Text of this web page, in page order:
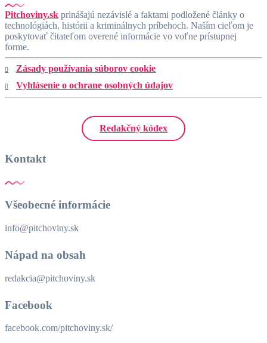
Pitchoviny.sk prinášajú nezávislé a faktami podložené články o
technológiách, histórii a kriminálnych príbehoch. Naším cieľom je
poskytovať čitateľom overené informácie vo voľne prístupnej
forme.
Zásady používania súborov cookie
Vyhlásenie o ochrane osobných údajov
Redakčný kódex
Kontakt
Všeobecné informácie
info@pitchoviny.sk
Nápad na obsah
redakcia@pitchoviny.sk
Facebook
facebook.com/pitchoviny.sk/